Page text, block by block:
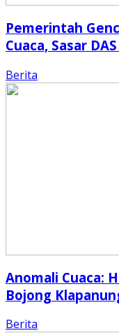
Pemerintah
Cuaca, Sasar
Berita
Anomali Cuaca:
Bojong
Berita